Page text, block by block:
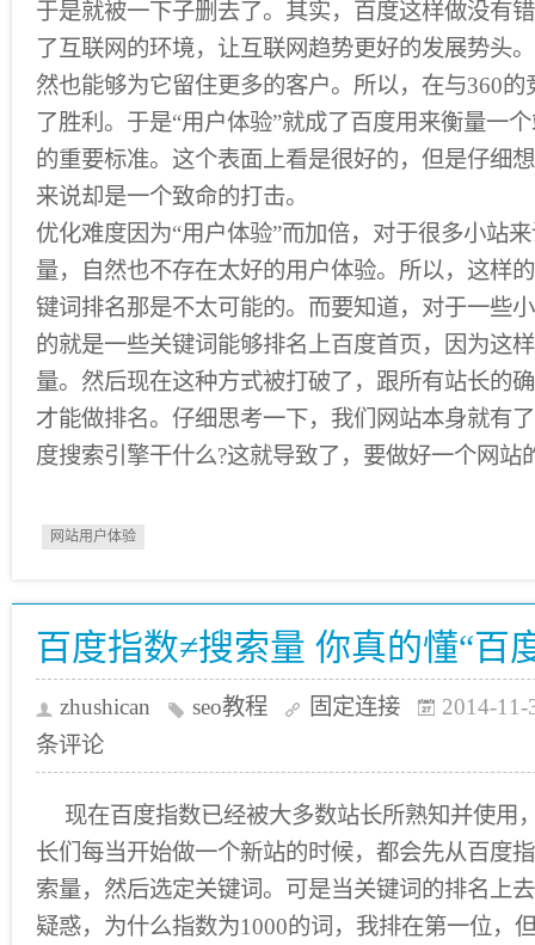
于是就被一下子删去了。其实，百度这样做没有
了互联网的环境，让互联网趋势更好的发展势头
然也能够为它留住更多的客户。所以，在与360
了胜利。于是“用户体验”就成了百度用来衡量一
的重要标准。这个表面上看是很好的，但是仔细
来说却是一个致命的打击。
优化难度因为“用户体验”而加倍，对于很多小站
量，自然也不存在太好的用户体验。所以，这样
键词排名那是不太可能的。而要知道，对于一些
的就是一些关键词能够排名上百度首页，因为这
量。然后现在这种方式被打破了，跟所有站长的
才能做排名。仔细思考一下，我们网站本身就有
度搜索引擎干什么?这就导致了，要做好一个网
网站用户体验
百度指数≠搜索量 你真的懂“百
zhushican seo教程 固定连接
2014-11-
条评论
现在百度指数已经被大多数站长所熟知并使用
长们每当开始做一个新站的时候，都会先从百度
索量，然后选定关键词。可是当关键词的排名上
疑惑，为什么指数为1000的词，我排在第一位，